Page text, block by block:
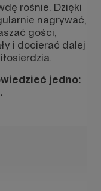
rośnie. Dzięki
nagrywać,
gości,
i docierać dalej
jedno: